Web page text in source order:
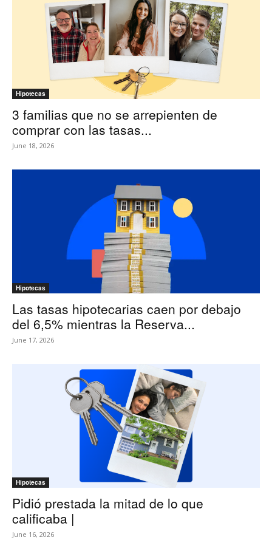
Hipotecas
3 familias que no se arrepienten de
comprar con las tasas...
June 18, 2026
Hipotecas
Las tasas hipotecarias caen por debajo
del 6,5% mientras la Reserva...
June 17, 2026
Hipotecas
Pidió prestada la mitad de lo que
calificaba |
June 16, 2026